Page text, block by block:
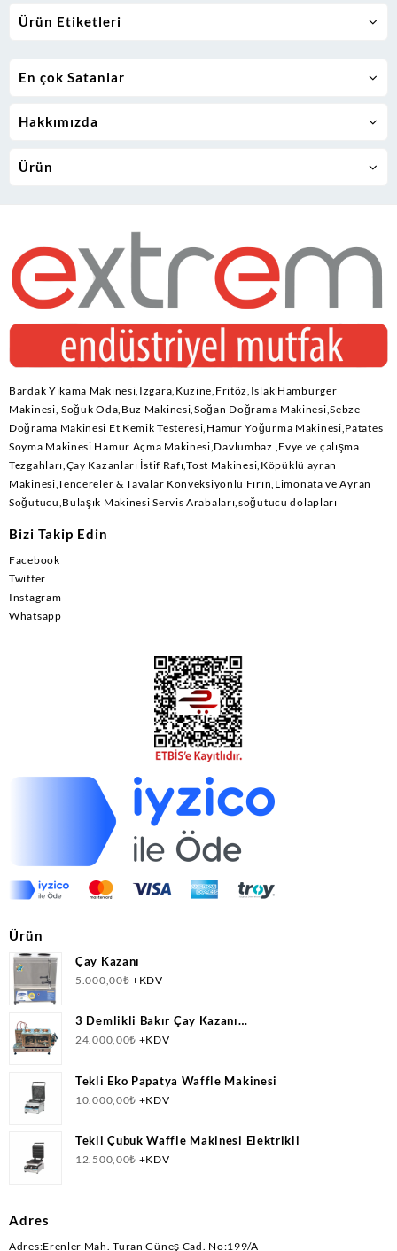
Ürün Etiketleri
En çok Satanlar
Hakkımızda
Ürün
Bardak Yıkama Makinesi,Izgara,Kuzine,Fritöz,Islak Hamburger
Makinesi, Soğuk Oda,Buz Makinesi,Soğan Doğrama Makinesi,Sebze
Doğrama Makinesi Et Kemik Testeresi,Hamur Yoğurma Makinesi,Patates
Soyma Makinesi Hamur Açma Makinesi,Davlumbaz ,Evye ve çalışma
Tezgahları,Çay Kazanları İstif Rafı,Tost Makinesi,Köpüklü ayran
Makinesi,Tencereler & Tavalar Konveksiyonlu Fırın,Limonata ve Ayran
Soğutucu,Bulaşık Makinesi Servis Arabaları,soğutucu dolapları
Bizi Takip Edin
Facebook
Twitter
Instagram
Whatsapp
Ürün
Çay Kazanı
5.000,00₺ +KDV
3 Demlikli Bakır Çay Kazanı
Doğalgazlı(CNG)+Elektrikli Ce Belgeli
24.000,00₺ +KDV
Tekli Eko Papatya Waffle Makinesi
10.000,00₺ +KDV
Tekli Çubuk Waffle Makinesi Elektrikli
12.500,00₺ +KDV
Adres
Adres:Erenler Mah. Turan Güneş Cad. No:199/A